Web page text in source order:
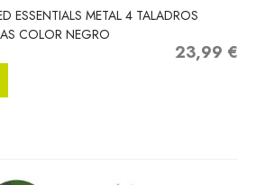
ESSENTIALS METAL 4 TALADROS
COLOR NEGRO
Precio
23,99 €